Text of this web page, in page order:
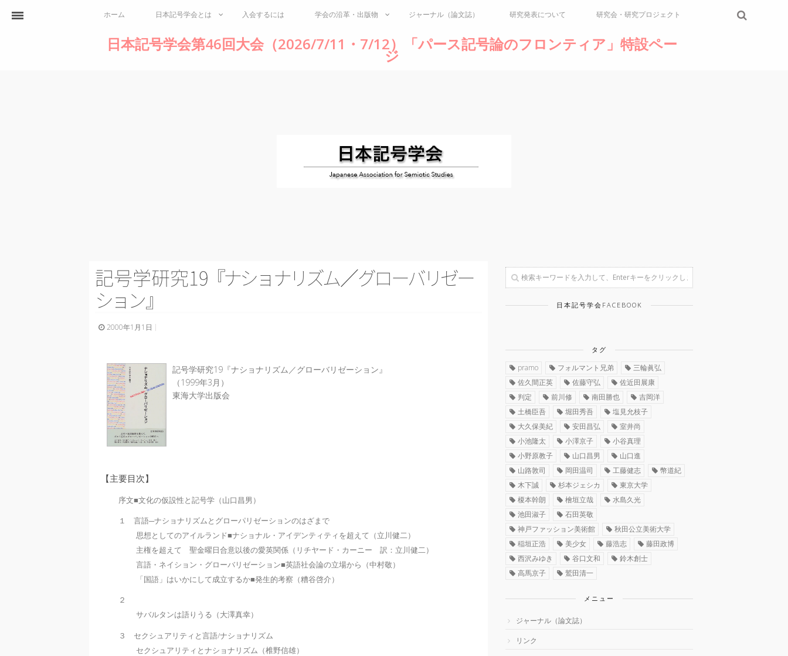
ホーム 日本記号学会とは 入会するには 学会の沿革・出版物 ジャーナル（論文誌） 研究発表について 研究会・研究プロジェクト
日本記号学会第46回大会（2026/7/11・7/12）「パース記号論のフロンティア」特設ペー
ジ
記号学研究1 9『ナショ ナリ ズム ／グローバリゼー
ショ ン 』
2000年1月1日
記号学研究19『ナショナリズム／グローバリゼーション』
（1999年3月）
東海大学出版会
【主要目次】
序文■文化の仮設性と記号学（山口昌男）
１ 言語─ナショナリズムとグローパリゼーションのはざまで
思想としてのアイルランド■ナショナル・アイデンティティを超えて（立川健二）
主権を超えて 聖金曜日合意以後の愛英関係（リチヤード・カーニー 訳：立川健二）
言語・ネイション・グローバリゼーション■英語社会論の立場から（中村敬）
「国語」はいかにして成立するか■発生的考察（糟谷啓介）
２
サバルタンは語りうる（大澤真幸）
３ セクシュアリティと言語/ナショナリズム
セクシュアリティとナショナリズム（椎野信雄）
日本記号学会FACEBOOK
タグ
pramo フォルマント兄弟
三輪眞弘
佐久間正英
佐藤守弘
佐近田展康
判定
前川修 南田勝也
吉岡洋
土橋臣吾
堀田秀吾
塩見允枝子
大久保美紀
安田昌弘
室井尚
小池隆太
小澤京子
小谷真理
小野原教子
山口昌男
山口進
山路敦司
岡田温司 工藤健志
幣道紀
木下誠
杉本ジェシカ
東京大学
榎本幹朗
檜垣立哉
水島久光
池田淑子
石田英敬
神戸ファッション美術館
秋田公立美術大学
稲垣正浩
美少女 藤浩志
藤田政博
西沢みゆき
谷口文和
鈴木創士
高馬京子
鷲田清一
メニュー
ジャーナル（論文誌）
リンク